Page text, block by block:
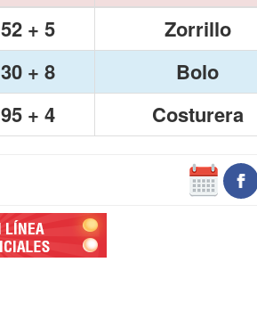
52 + 5
Zorrillo
30 + 8
Bolo
95 + 4 Costurera